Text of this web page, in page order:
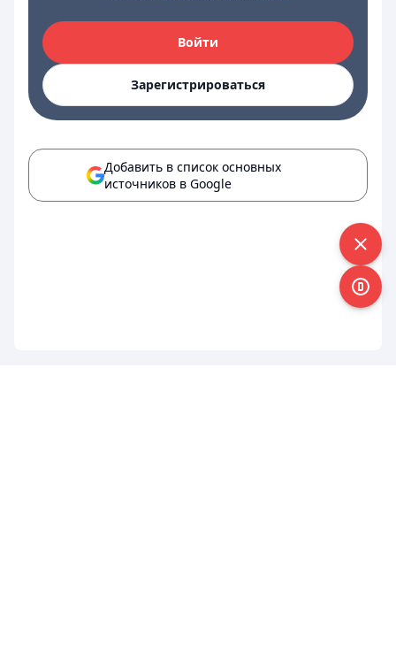
Войти
Зарегистрироваться
Добавить в список основных
источников в Google